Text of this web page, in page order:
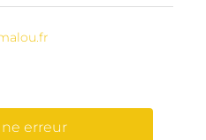
erreur